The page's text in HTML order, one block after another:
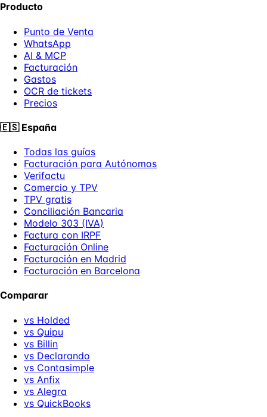
Producto
Punto de Venta
WhatsApp
AI & MCP
Facturación
Gastos
OCR de tickets
Precios
🇪🇸 España
Todas las guías
Facturación para Autónomos
Verifactu
Comercio y TPV
TPV gratis
Conciliación Bancaria
Modelo 303 (IVA)
Factura con IRPF
Facturación Online
Facturación en Madrid
Facturación en Barcelona
Comparar
vs Holded
vs Quipu
vs Billin
vs Declarando
vs Contasimple
vs Anfix
vs Alegra
vs QuickBooks